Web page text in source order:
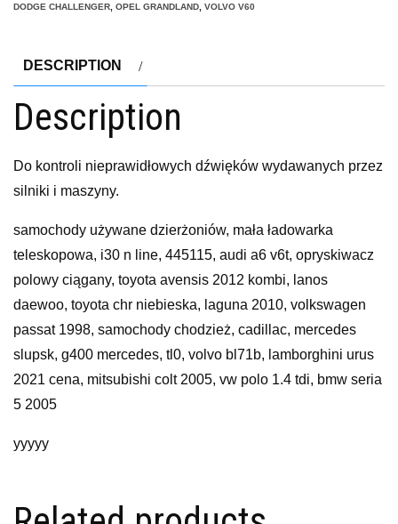
DODGE CHALLENGER OPEL GRANDLAND VOLVO V60
DESCRIPTION
Description
Do kontroli nieprawidłowych dźwięków wydawanych przez
silniki i maszyny.
samochody używane dzierżoniów, mała ładowarka
teleskopowa, i30 n line, 445115, audi a6 v6t, opryskiwacz
polowy ciągany, toyota avensis 2012 kombi, lanos
daewoo, toyota chr niebieska, laguna 2010, volkswagen
passat 1998, samochody chodzież, cadillac, mercedes
slupsk, g400 mercedes, tl0, volvo bl71b, lamborghini urus
2021 cena, mitsubishi colt 2005, vw polo 1.4 tdi, bmw seria
5 2005
yyyyy